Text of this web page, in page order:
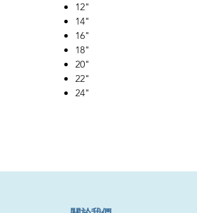
12"
14"
16"
18"
20"
22"
24"